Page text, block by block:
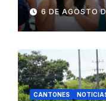
fenómeno
Gobierno
2.500
6 DE AGOSTO
CANTONES